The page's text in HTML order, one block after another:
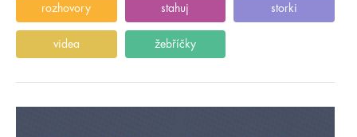
rozhovory stahuj storki
videa žebříčky